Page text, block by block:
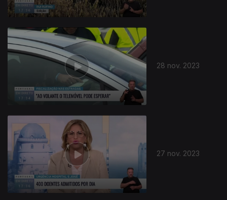
28 nov. 2023
27 nov. 2023